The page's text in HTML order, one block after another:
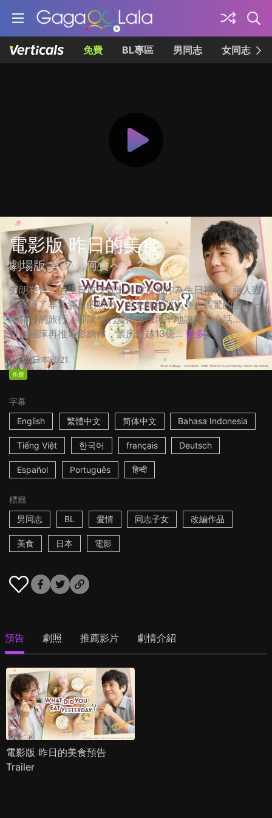
免費 BL專區 男同志 女同志
電影版 昨日的美食
劇場版 きのう何食べた？
史朗在賢二的生日前夕提出共遊京都作為生日禮物，兩人雖
然度過了非常滿足的時光，但史朗卻說出令人震驚的話！一
場開心的旅行，卻讓他們變得無法坦率地說出內心話…… ☆
日劇團隊再推電影續作，票房超越13億... 更多
2h日本2021
免費
字幕
English
繁體中文 简体中文 Bahasa Indonesia
Tiếng Việt 한국어 français Deutsch
Español Português हिन्दी
標籤
男同志
BL 愛情 同志子女 改編作品
美食 日本 電影
預告 劇照 推薦影片 劇情介紹
電影版 昨日的美食預告
Trailer